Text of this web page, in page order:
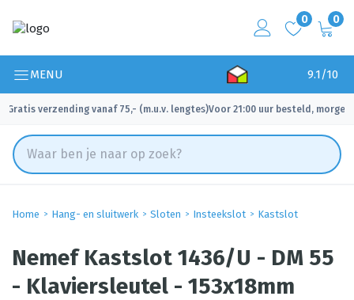
0 0
MENU 9.1/10
Gratis verzending vanaf 75,- (m.u.v. lengtes)
✓ Voor 21:00 uur besteld, morgen
Home Hang- en sluitwerk Sloten Insteekslot Kastslot
Nemef Kastslot 1436/U - DM 55
- Klaviersleutel - 153x18mm